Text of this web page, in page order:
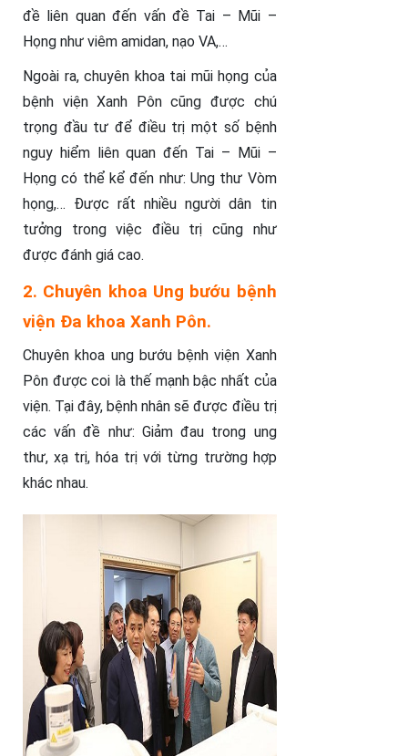
đề liên quan đến vấn đề Tai – Mũi –
Họng như viêm amidan, nạo VA,…
Ngoài ra, chuyên khoa tai mũi họng của
bệnh viện Xanh Pôn cũng được chú
trọng đầu tư để điều trị một số bệnh
nguy hiểm liên quan đến Tai – Mũi –
Họng có thể kể đến như: Ung thư Vòm
họng,… Được rất nhiều người dân tin
tưởng trong việc điều trị cũng như
được đánh giá cao.
2. Chuyên khoa Ung bướu bệnh
viện Đa khoa Xanh Pôn.
Chuyên khoa ung bướu bệnh viện Xanh
Pôn được coi là thế mạnh bậc nhất của
viện. Tại đây, bệnh nhân sẽ được điều trị
các vấn đề như: Giảm đau trong ung
thư, xạ trị, hóa trị với từng trường hợp
khác nhau.